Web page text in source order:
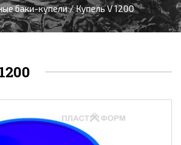
баки-купели/ Купель V 1200